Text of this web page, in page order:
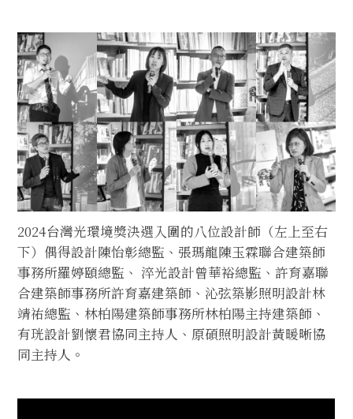
2024台灣光環境獎決選入圍的八位設計師（左上至右
下）偶得設計陳怡彰總監、張瑪龍陳玉霖聯合建築師
事務所羅婷頤總監、 淬光設計曾華裕總監、許育嘉聯
合建築師事務所許育嘉建築師、沁弦築影照明設計林
靖祐總監、林柏陽建築師事務所林柏陽主持建築師、
有珖設計劉懷君協同主持人、原碩照明設計黃暖晰協
同主持人。